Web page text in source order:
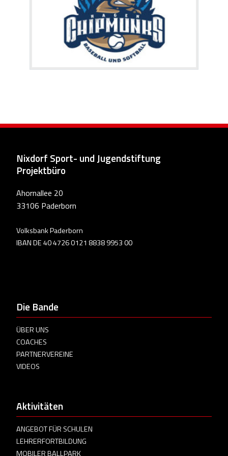
Nixdorf Sport- und Jugendstiftung
Projektbüro
Ahornallee 20
33106 Paderborn
Volksbank Paderborn
IBAN DE 40 4726 0121 8838 9953 00
Die Bande
ÜBER UNS
COACHES
PARTNERVEREINE
VIDEOS
Aktivitäten
ANGEBOT FÜR SCHULEN
LEHRERFORTBILDUNG
MOBILER BALLPARK